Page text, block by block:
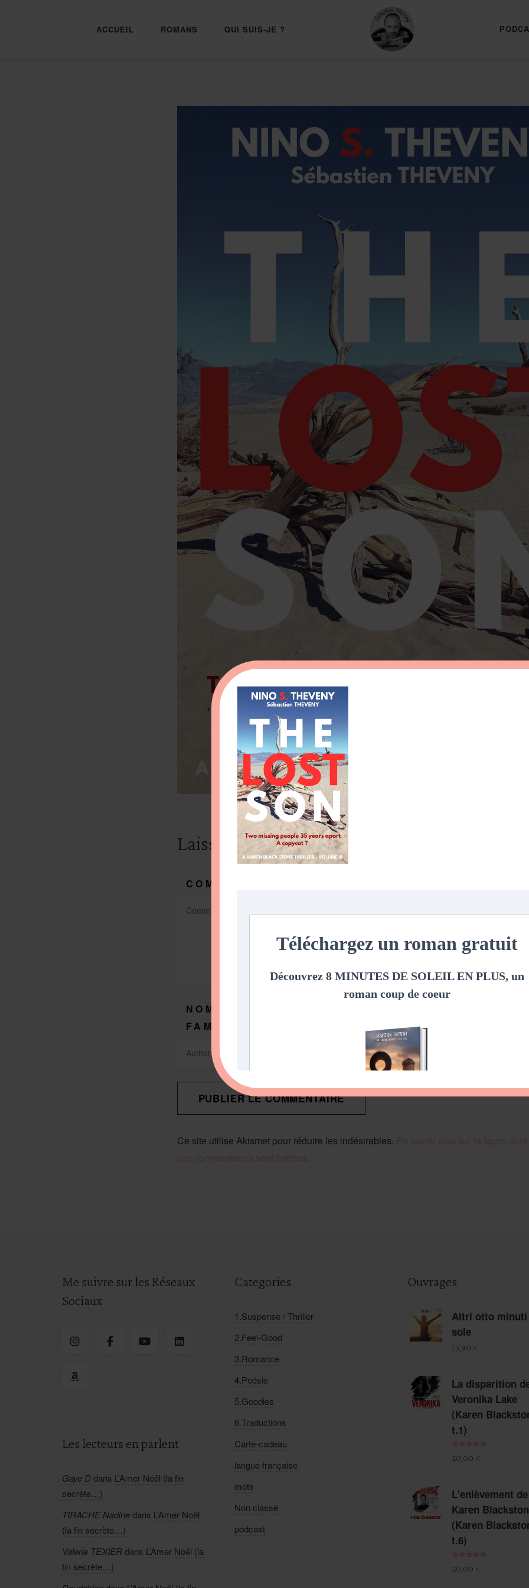
ACCUEIL ROMANS QUI SUIS-JE ?
Laissez un commentaire
COMMENTAIRE
NOM DE
FAMILLE
Ce site utilise Akismet pour réduire les indésirables.
.
Me suivre sur les Réseaux
Sociaux
Les lecteurs en parlent
Gaye Ddans L’Amer Noël (la fin
secrète…)
TIRACHE Nadinedans L’Amer Noël
(la fin secrète…)
Valerie TEXIERdans L’Amer Noël (la
fin secrète…)
Categories
1.Suspense / Thriller
2.Feel-Good
3.Romance
4.Poésie
5.Goodies
6.Traductions
Carte-cadeau
langue française
mots
Non classé
podcast
Ouvrages
Altri otto
sole
13,90 €
La disparition
Veronika Lake
(Karen
t.1)
sur 5
20,00 €
L'enlèvement de
Karen
(Karen
t.6)
sur 5
20,00 €